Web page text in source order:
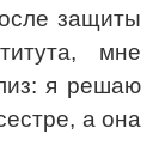
защиты
мне
я решаю
а она